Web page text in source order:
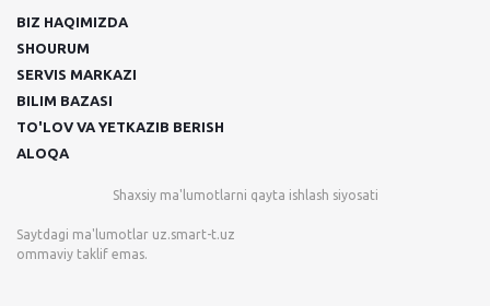
BIZ HAQIMIZDA
SHOURUM
SERVIS MARKAZI
BILIM BAZASI
TO'LOV VA YETKAZIB BERISH
ALOQA
Shaxsiy ma'lumotlarni qayta ishlash siyosati
Saytdagi ma'lumotlar uz.smart-t.uz
ommaviy taklif emas.